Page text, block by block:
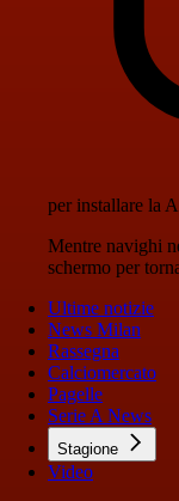
per installare la
Mentre navighi
schermo per
Ultime notizie
News Milan
Rassegna
Calciomercato
Pagelle
Serie A News
Stagione
Video